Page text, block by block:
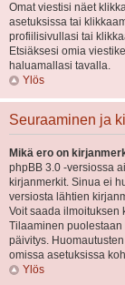
Omat viestisi näet
asetuksissa tai
profiilisivullasi tai
Etsiäksesi omia
haluamallasi tavalla.
Ylös
Seuraaminen ja
Mikä ero on
phpBB 3.0 -versiossa
kirjanmerkit. Sinua ei
versiosta lähtien
Voit saada ilmoituksen
Tilaaminen
päivitys.
omissa asetuksissa
Ylös